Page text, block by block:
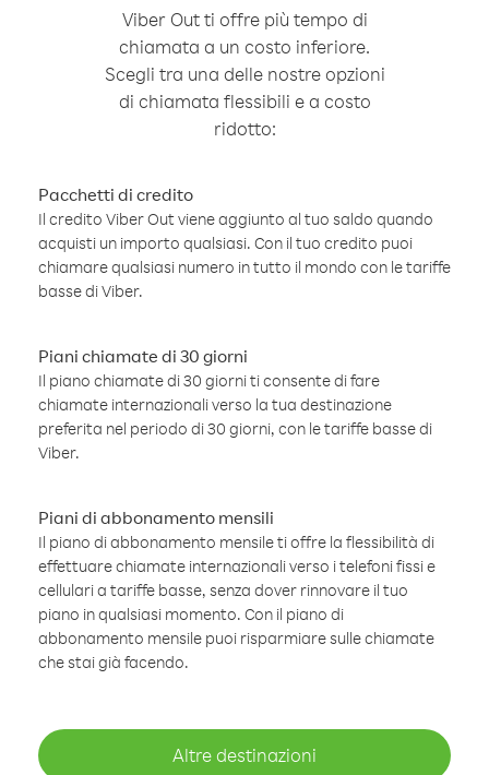
Viber Out ti offre più tempo di
chiamata a un costo inferiore.
Scegli tra una delle nostre opzioni
di chiamata flessibili e a costo
ridotto:
Pacchetti di credito
Il credito Viber Out viene aggiunto al tuo saldo quando
acquisti un importo qualsiasi. Con il tuo credito puoi
chiamare qualsiasi numero in tutto il mondo con le tariffe
basse di Viber.
Piani chiamate di 30 giorni
Il piano chiamate di 30 giorni ti consente di fare
chiamate internazionali verso la tua destinazione
preferita nel periodo di 30 giorni, con le tariffe basse di
Viber.
Piani di abbonamento mensili
Il piano di abbonamento mensile ti offre la flessibilità di
effettuare chiamate internazionali verso i telefoni fissi e
cellulari a tariffe basse, senza dover rinnovare il tuo
piano in qualsiasi momento. Con il piano di
abbonamento mensile puoi risparmiare sulle chiamate
che stai già facendo.
Altre destinazioni